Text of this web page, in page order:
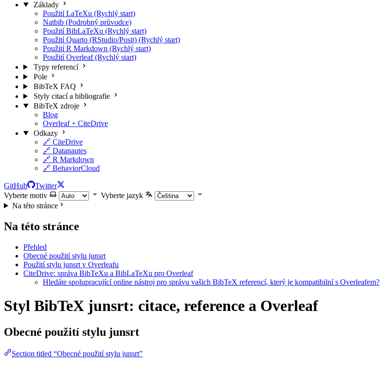
Základy
Použití LaTeXu (Rychlý start)
Natbib (Podrobný průvodce)
Použití BibLaTeXu (Rychlý start)
Použití Quarto (RStudio/Posit) (Rychlý start)
Použití R Markdown (Rychlý start)
Použití Overleaf (Rychlý start)
Typy referencí
Pole
BibTeX FAQ
Styly citací a bibliografie
BibTeX zdroje
Blog
Overleaf + CiteDrive
Odkazy
🔗 CiteDrive
🔗 Datanautes
🔗 R Markdown
🔗 BehaviorCloud
GitHub
Twitter
Vyberte motiv
Vyberte jazyk
Na této stránce
Na této stránce
Přehled
Obecné použití stylu junsrt
Použití stylu junsrt v Overleafu
CiteDrive: správa BibTeXu a BibLaTeXu pro Overleaf
Hledáte spolupracující online nástroj pro správu vašich BibTeX referencí, který je kompatibilní s Overleafem?
Styl BibTeX junsrt: citace, reference a Overleaf
Obecné použití stylu junsrt
Section titled “Obecné použití stylu junsrt”